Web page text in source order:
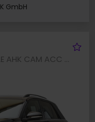
GmbH
T-Roc 1.5 R-LINE BLACKSTYLE AHK CAM ACC LM19 NAVI